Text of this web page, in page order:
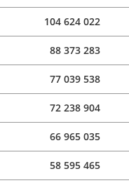
104 624 022
88 373 283
77 039 538
72 238 904
66 965 035
58 595 465